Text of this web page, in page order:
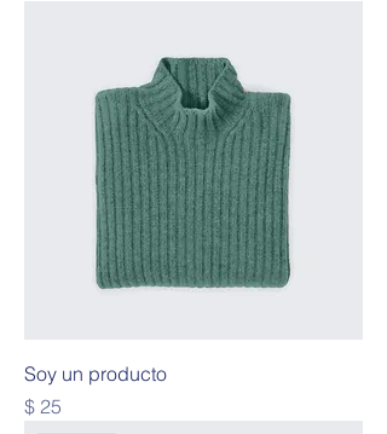
Soy un producto
Precio
$ 25